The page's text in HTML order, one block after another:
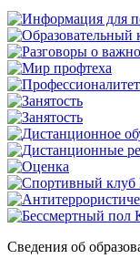
Сведения об